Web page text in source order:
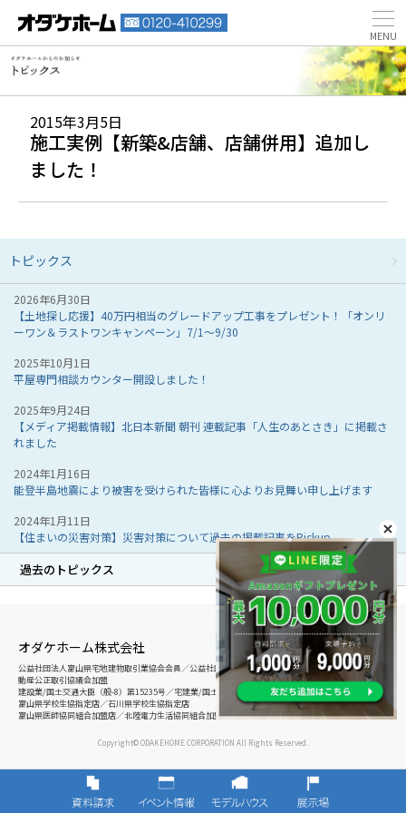
2015年3月5日
施工実例【新築&店舗、店舗併用】追加し
ました！
トピックス
2026年6月30日
【土地探し応援】40万円相当のグレードアップ工事をプレゼント！「オンリ
ーワン＆ラストワンキャンペーン」7/1～9/30
2025年10月1日
平屋専門相談カウンター開設しました！
2025年9月24日
【メディア掲載情報】北日本新聞 朝刊 連載記事「人生のあとさき」に掲載さ
れました
2024年1月16日
能登半島地震により被害を受けられた皆様に心よりお見舞い申し上げます
2024年1月11日
【住まいの災害対策】災害対策について過去の掲載記事をPickup
過去のトピックス
オダケホーム株式会社
公益社団法人富山県宅地建物取引業協会会員／公益社団法人石川県宅地建物取引業協会会員／北陸不
動産公正取引協議会加盟
建設業/国土交通大臣（般-8）第15235号／宅建業/国土交通大臣（8）第5025号
富山県学校生協指定店／石川県学校生協指定店
富山県医師協同組合加盟店／北陸電力生活協同組合加盟店
Copyright© ODAKEHOME CORPORATION All Rights Reserved.